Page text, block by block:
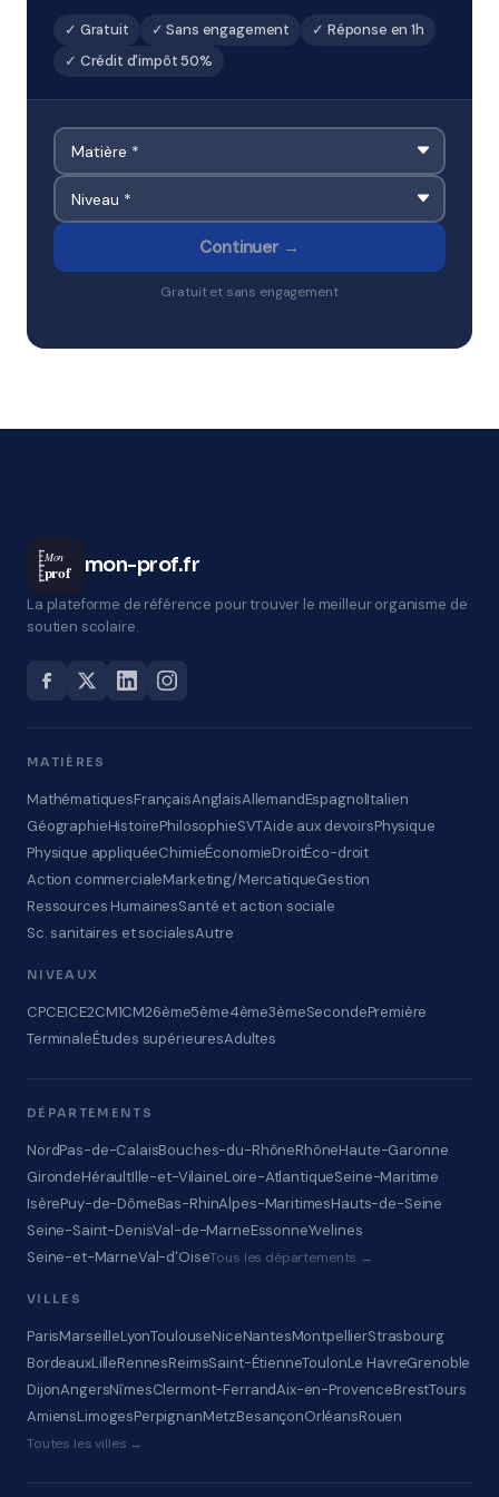
✓ Gratuit ✓ Sans engagement
✓ Réponse en 1h
✓ Crédit d'impôt 50%
Continuer →
Gratuit et sans engagement
Mon
prof mon-prof.fr
La plateforme de référence pour trouver le meilleur organisme de
soutien scolaire.
MATIÈRES
MathématiquesFrançaisAnglaisAllemandEspagnolItalien
GéographieHistoirePhilosophieSVTAide aux devoirsPhysique
Physique appliquéeChimieÉconomieDroitÉco-droit
Action commercialeMarketing/MercatiqueGestion
Ressources HumainesSanté et action sociale
Sc. sanitaires et socialesAutre
NIVEAUX
CPCE1CE2CM1CM26ème5ème4ème3èmeSecondePremière
TerminaleÉtudes supérieuresAdultes
DÉPARTEMENTS
NordPas-de-CalaisBouches-du-RhôneRhôneHaute-Garonne
GirondeHéraultIlle-et-VilaineLoire-AtlantiqueSeine-Maritime
IsèrePuy-de-DômeBas-RhinAlpes-MaritimesHauts-de-Seine
Seine-Saint-DenisVal-de-MarneEssonneYvelines
Seine-et-MarneVal-d'OiseTous les départements →
VILLES
ParisMarseilleLyonToulouseNiceNantesMontpellierStrasbourg
BordeauxLilleRennesReimsSaint-ÉtienneToulonLe HavreGrenoble
DijonAngersNîmesClermont-FerrandAix-en-ProvenceBrestTours
AmiensLimogesPerpignanMetzBesançonOrléansRouen
Toutes les villes →